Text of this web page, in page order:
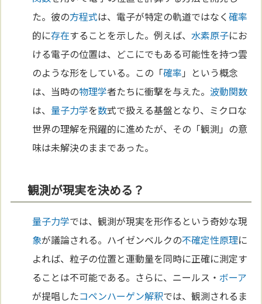
た。彼の方程式は、電子が特定の軌道ではなく確率
的に存在することを示した。例えば、水素原子にお
ける電子の位置は、どこにでもある可能性を持つ雲
のような形をしている。この「確率 」という概念
は、当時の物理学者たちに衝撃を与えた。波動関数
は、 量子力学を数式で扱える基盤となり、ミクロな
世界の理解を飛躍的に進めたが、その「観測」の意
味は未解決のままであった。
観測が現実を決める？
量子力学では、観測が現実を形作るという奇妙な現
象が議論される。ハイゼンベルクの不確定性原理に
よれば、粒子の位置と運動量を同時に正確に測定す
ることは不可能である。さらに、ニールス・ ボーア
が提唱したコペンハーゲン解釈では、観測されるま